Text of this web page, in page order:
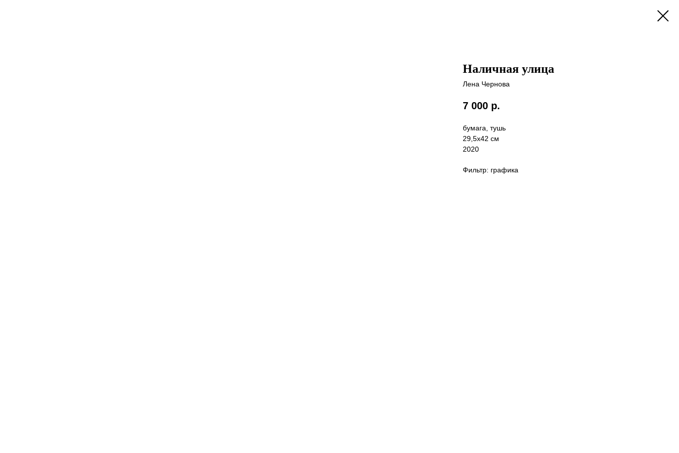
Наличная улица
Лена Чернова
7 000 р.
бумага, тушь
29,5х42 см
2020
Фильтр: графика